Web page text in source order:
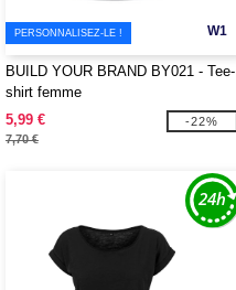
W1
PERSONNALISEZ-LE !
BUILD YOUR BRAND BY021 - Tee-
shirt femme
5,99 €
7,70 €
-22%